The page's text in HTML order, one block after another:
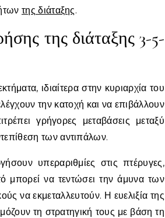
της διάταξης.
της διάταξης 3-5-
ιδιαίτερα στην κυριαρχία του
την κατοχή και να επιβάλλουν
γρήγορες μεταβάσεις μεταξύ
των αντιπάλων.
υπεραριθμίες στις πτέρυγες,
μπορεί να τεντώσει την άμυνα των
να εκμεταλλευτούν. Η ευελιξία της
τη στρατηγική τους με βάση τη